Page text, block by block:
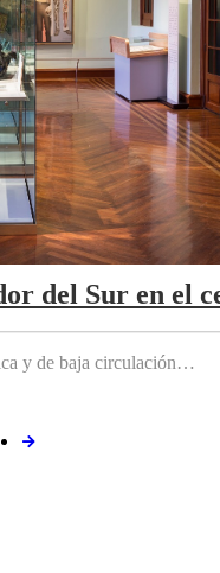
del Sur en el
y de baja circulación…